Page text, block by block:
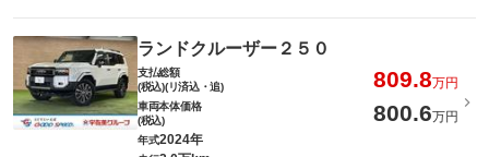
ランドクルーザー２５０
支払総額
(税込)(リ済込・追)
809.8万円
車両本体価格
(税込)
800.6万円
年式2024年